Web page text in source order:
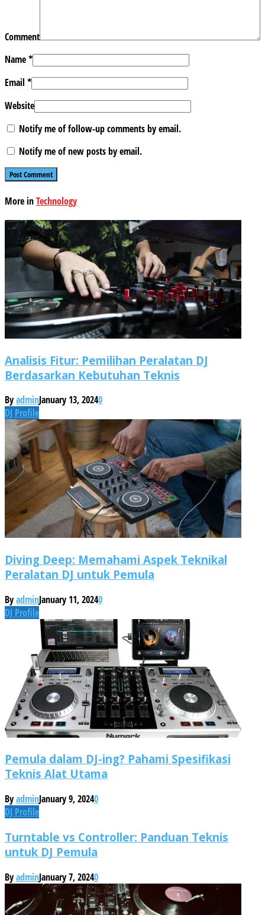
Comment
Name*
Email *
Website
Notify me of follow-up comments by email.
Notify me of new posts by email.
More inTechnology
Analisis Fitur: Pemilihan Peralatan DJ
Berdasarkan Kebutuhan Teknis
ByadminJanuary 13, 20240
DJ Profile
Diving Deep: Memahami Aspek Teknikal
Peralatan DJ untuk Pemula
ByadminJanuary 11, 20240
DJ Profile
Pemula dalam DJ-ing? Pahami Spesifikasi
Teknis Alat Utama
ByadminJanuary 9, 20240
DJ Profile
Turntable vs Controller: Panduan Teknis
untuk DJ Pemula
ByadminJanuary 7, 20240